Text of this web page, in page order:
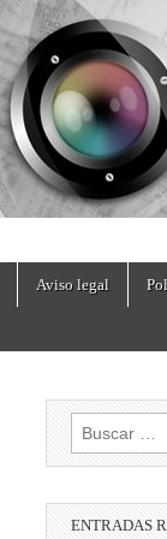
Aviso legal
Buscar:
ENTRADAS